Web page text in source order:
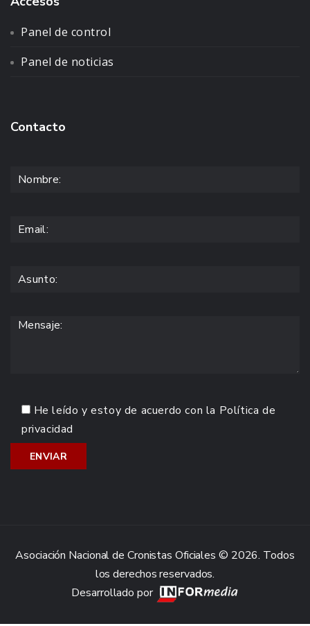
Panel de control
Panel de noticias
Contacto
He leído y estoy de acuerdo con la Política de
privacidad
Asociación Nacional de Cronistas Oficiales © 2026. Todos
los derechos reservados.
Desarrollado por